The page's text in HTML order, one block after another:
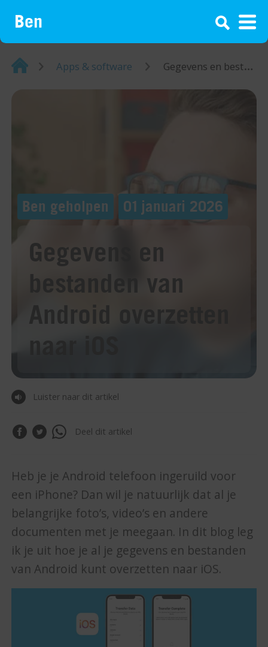
¡
Home Apps & software Gegevens en bestanden van Android overzetten naar iOS
Ben geholpen 01 januari 2026
Gegevens en
bestanden van
Android overzetten
Luister naar dit artikel
Deel dit artikel
Heb je je Android telefoon ingeruild voor
een iPhone? Dan wil je natuurlijk dat al je
belangrijke foto’s, video’s en andere
documenten met je meegaan. In dit blog leg
ik je uit hoe je al je gegevens en bestanden
van Android kunt overzetten naar iOS.